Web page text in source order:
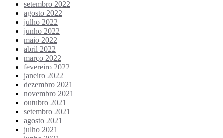
setembro 2022
agosto 2022
julho 2022
junho 2022
maio 2022
abril 2022
março 2022
fevereiro 2022
janeiro 2022
dezembro 2021
novembro 2021
outubro 2021
setembro 2021
agosto 2021
julho 2021